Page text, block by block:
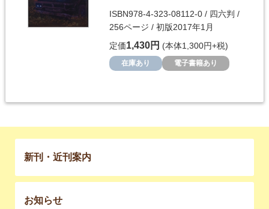
ISBN978-4-323-08112-0 / 四六判 /
256ページ / 初版2017年1月
定価1,430円 (本体1,300円+税)
在庫あり 電子書籍あり
新刊・近刊案内
お知らせ